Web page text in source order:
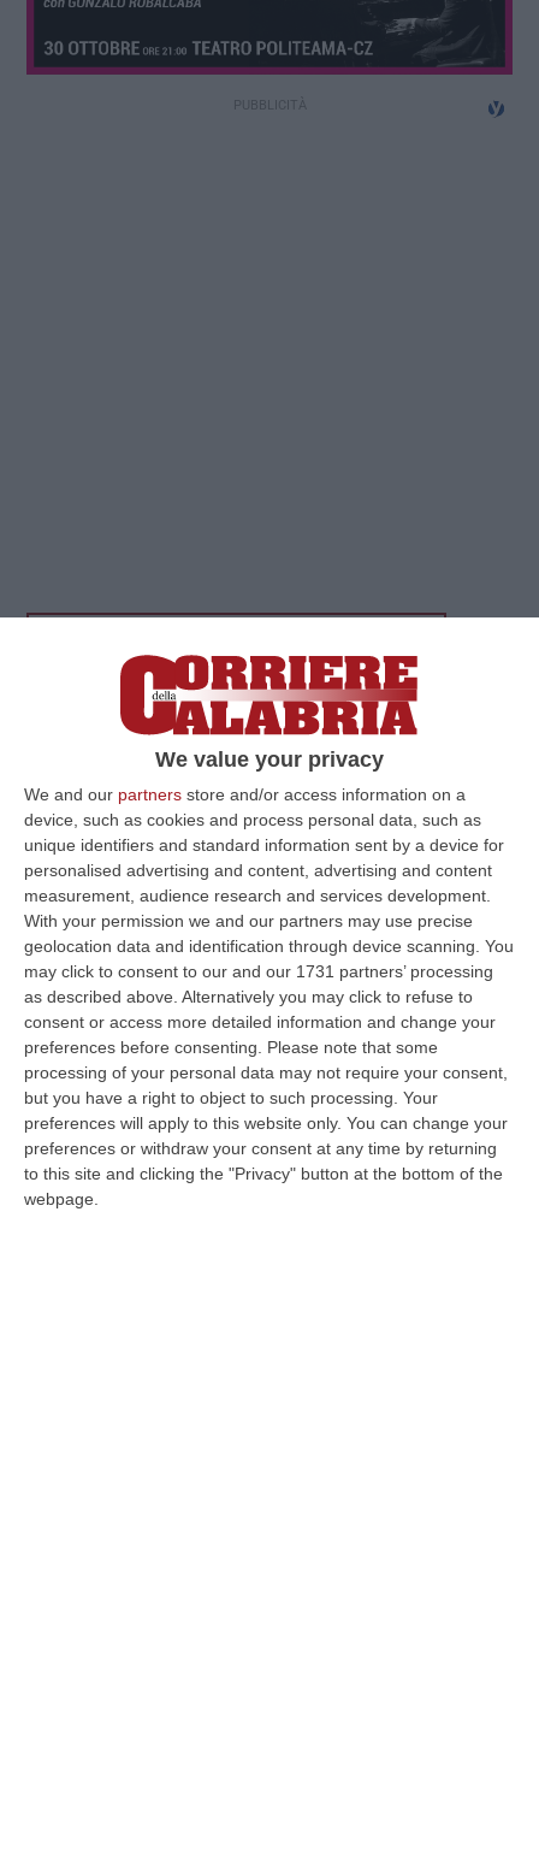
We value your privacy
We and our partners store and/or access information on a
device, such as cookies and process personal data, such as
unique identifiers and standard information sent by a device for
personalised advertising and content, advertising and content
measurement, audience research and services development.
With your permission we and our partners may use precise
geolocation data and identification through device scanning. You
may click to consent to our and our 1731 partners’ processing
as described above. Alternatively you may click to refuse to
consent or access more detailed information and change your
preferences before consenting.
Please note that some
processing of your personal data may not require your consent,
but you have a right to object to such processing. Your
preferences will apply to this website only. You can change your
preferences or withdraw your consent at any time by returning
to this site and clicking the "Privacy" button at the bottom of the
webpage.
CATANZARO«È una piacevolissima
circostanza che il ministro Valditara abbia
voluto presentare l’”Agenda Sud” partendo
dalla Calabria. I divari territoriali si colmano
partendo dalla scuola, che è il luogo in cui si
costruiscono le condizioni per ridurre i
divari». Lo ha detto il presidente della
Regione Calabria, Roberto Occhiuto, nel corso
dell’incontro alla Cittadella con il ministro
all’Istruzione e al Merito, Giuseppe Valditara
nell’ambito della presentazione del piano
“Agenda Sud contro la dispersione scolastica.
«Per questo – ha proseguito Occhiuto – ho
sempre sostenuto che la scuola dovrebbe
essere tenuta fuori dalla discussione